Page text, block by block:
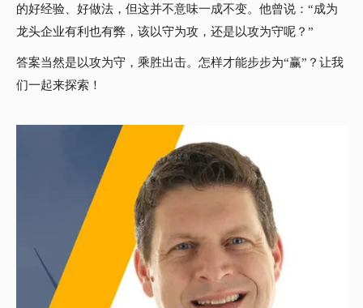
的好经验、好做法，但这并不意味一成不变。他曾说：“成为
龙头企业有利也有弊，该以守为攻，还是以攻为守呢？”
答案当然是以攻为守，乘胜出击。怎样才能步步为“赢”？让我
们一起来探索！